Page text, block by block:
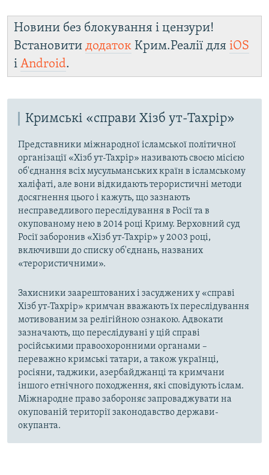
Новини без блокування і цензури!
Встановити додаток Крим.Реалії для iOS
і Android.
Кримські «справи Хізб ут-Тахрір»
Представники міжнародної ісламської політичної
організації «Хізб ут-Тахрір» називають своєю місією
об'єднання всіх мусульманських країн в ісламському
халіфаті, але вони відкидають терористичні методи
досягнення цього і кажуть, що зазнають
несправедливого переслідування в Росії та в
окупованому нею в 2014 році Криму. Верховний суд
Росії заборонив «Хізб ут-Тахрір» у 2003 році,
включивши до списку об'єднань, названих
«терористичними».
Захисники заарештованих і засуджених у «справі
Хізб ут-Тахрір» кримчан вважають їх переслідування
мотивованим за релігійною ознакою. Адвокати
зазначають, що переслідувані у цій справі
російськими правоохоронними органами –
переважно кримські татари, а також українці,
росіяни, таджики, азербайджанці та кримчани
іншого етнічного походження, які сповідують іслам.
Міжнародне право забороняє запроваджувати на
окупованій території законодавство держави-
окупанта.